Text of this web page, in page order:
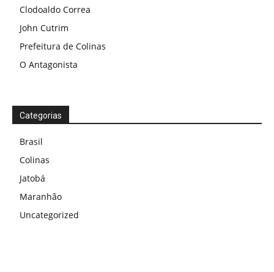
Clodoaldo Correa
John Cutrim
Prefeitura de Colinas
O Antagonista
Categorias
Brasil
Colinas
Jatobá
Maranhão
Uncategorized